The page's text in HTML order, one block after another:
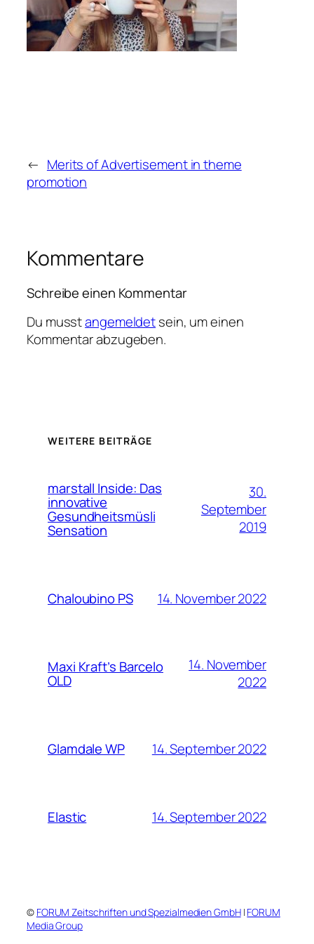
← Merits of Advertisement in theme
promotion
Kommentare
Schreibe einen Kommentar
Du musstangemeldetsein, um einen
Kommentar abzugeben.
WEITERE BEITRÄGE
marstall Inside: Das
innovative
Gesundheitsmüsli
Sensation
30.
September
2019
Chaloubino PS 14. November 2022
Maxi Kraft’s Barcelo
OLD
14. November
2022
Glamdale WP 14. September 2022
Elastic 14. September 2022
© FORUM Zeitschriften und Spezialmedien GmbH| FORUM
Media Group